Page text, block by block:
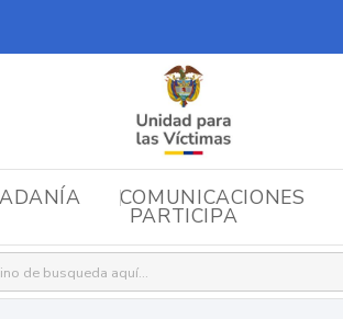
COMUNICACIONES
PARTICIPA